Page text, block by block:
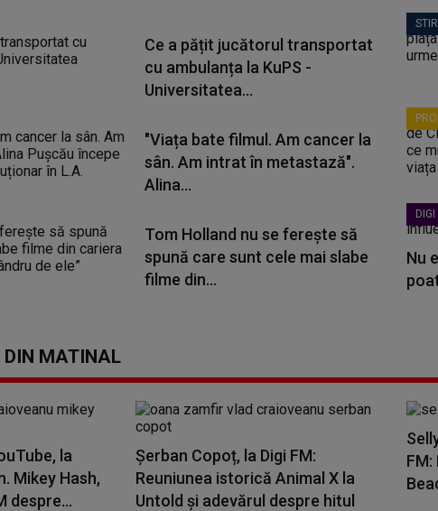
Ce a pățit jucătorul transportat
cu ambulanța la KuPS -
Universitatea...
"Viața bate filmul. Am cancer la
sân. Am intrat în metastază".
Alina...
Tom Holland nu se ferește să
spună care sunt cele mai slabe
filme din...
Nu
DIN MATINAL
la
Mikey Hash,
despre...
Șerban Copoț, la Digi FM:
Reuniunea istorică Animal X la
Untold și adevărul despre hitul
FM: